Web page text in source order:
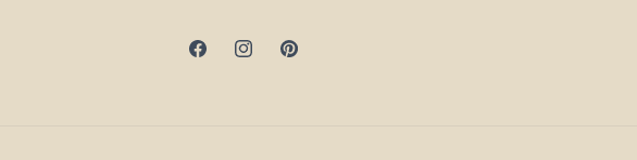
FacebookInstagramPinterest